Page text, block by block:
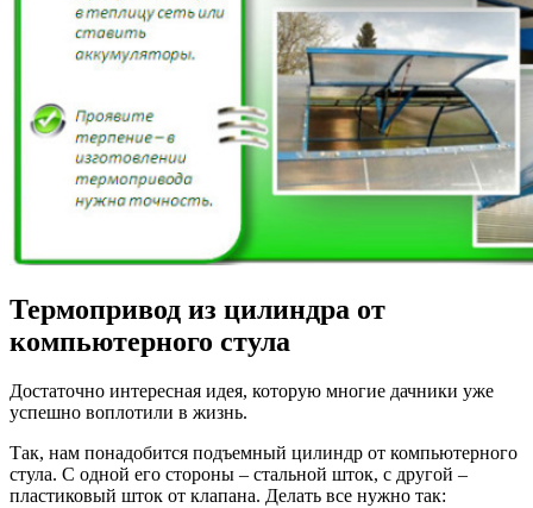
Термопривод из цилиндра от
компьютерного стула
Достаточно интересная идея, которую многие дачники уже
успешно воплотили в жизнь.
Так, нам понадобится подъемный цилиндр от компьютерного
стула. С одной его стороны – стальной шток, с другой –
пластиковый шток от клапана. Делать все нужно так: